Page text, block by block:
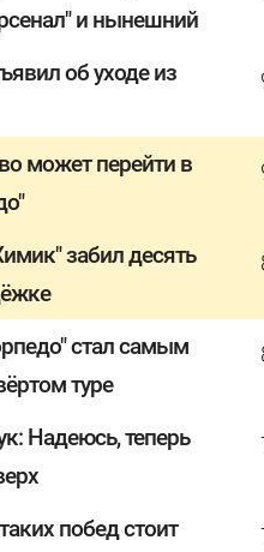
и нынешний
об уходе из
может перейти в
забил десять
стал самым
туре
Надеюсь, теперь
побед стоит